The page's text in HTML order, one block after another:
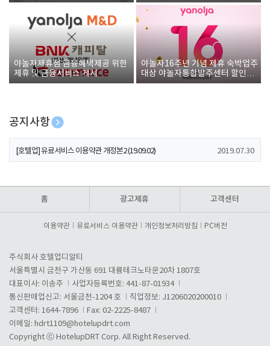
야놀자제휴점 금융혜택제공 위한
제휴 및 금융서비스 게시
야놀자16주년 기념 제휴 숙박업주
대상 야놀자통합발주센터 할인쿠
폰 증정
공지사항
[호텔업] 개인정보 처리방침 개정본1 (19.09.02)
[호텔업] 유료서비스 이용약관 개정본2 (19.09.02) 2019.07.30
홈 광고제휴 고객센터
이용약관 유료서비스 이용약관 개인정보처리방침 PC버전
주식회사 호텔업디알티
서울특별시 금천구 가산동 691 대륭테크노타운20차 1807호
대표이사: 이송주
사업자등록번호: 441-87-01934
통신판매업신고: 서울금천-1204 호
직업정보: J1206020200010
고객센터: 1644-7896
Fax: 02-2225-8487
이메일: hdrt1109@hotelupdrt.com
Copyright ⓒ HotelupDRT Corp. All Right Reserved.